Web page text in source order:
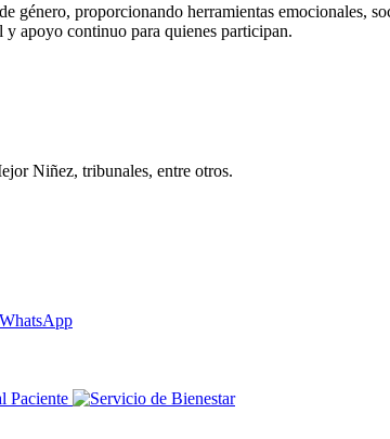
género, proporcionando herramientas emocionales,
apoyo continuo para quienes participan.
Niñez, tribunales, entre otros.